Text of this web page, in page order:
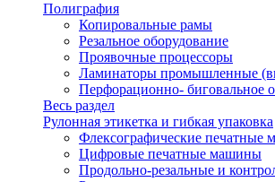
Полиграфия
Копировальные рамы
Резальное оборудование
Проявочные процессоры
Ламинаторы промышленные
Перфорационно- биговальное
Весь раздел
Рулонная этикетка и гибкая упаковка
Флексографические печатные
Цифровые печатные машины
Продольно-резальные и